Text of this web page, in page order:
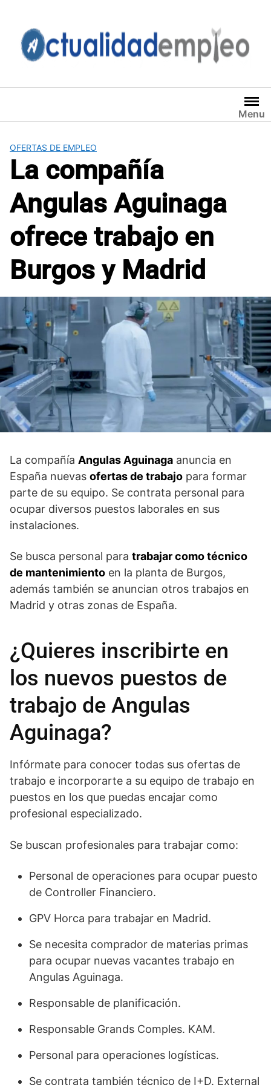
contenido
Menu
OFERTAS DE EMPLEO
La compañía
Angulas Aguinaga
ofrece trabajo en
Burgos y Madrid
La compañía Angulas Aguinaga anuncia en
España nuevas ofertas de trabajo para formar
parte de su equipo. Se contrata personal para
ocupar diversos puestos laborales en sus
instalaciones.
Se busca personal para trabajar como técnico
de mantenimiento en la planta de Burgos,
además también se anuncian otros trabajos en
Madrid y otras zonas de España.
¿Quieres inscribirte en
los nuevos puestos de
trabajo de Angulas
Aguinaga?
Infórmate para conocer todas sus ofertas de
trabajo e incorporarte a su equipo de trabajo en
puestos en los que puedas encajar como
profesional especializado.
Se buscan profesionales para trabajar como:
Personal de operaciones para ocupar puesto
de Controller Financiero.
GPV Horca para trabajar en Madrid.
Se necesita comprador de materias primas
para ocupar nuevas vacantes trabajo en
Angulas Aguinaga.
Responsable de planificación.
Responsable Grands Comples. KAM.
Personal para operaciones logísticas.
Se contrata también técnico de I+D. External